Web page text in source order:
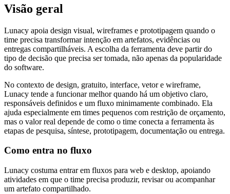
Visão geral
Lunacy apoia design visual, wireframes e prototipagem quando o
time precisa transformar intenção em artefatos, evidências ou
entregas compartilháveis. A escolha da ferramenta deve partir do
tipo de decisão que precisa ser tomada, não apenas da popularidade
do software.
No contexto de design, gratuito, interface, vetor e wireframe,
Lunacy tende a funcionar melhor quando há um objetivo claro,
responsáveis definidos e um fluxo minimamente combinado. Ela
ajuda especialmente em times pequenos com restrição de orçamento,
mas o valor real depende de como o time conecta a ferramenta às
etapas de pesquisa, síntese, prototipagem, documentação ou entrega.
Como entra no fluxo
Lunacy costuma entrar em fluxos para web e desktop, apoiando
atividades em que o time precisa produzir, revisar ou acompanhar
um artefato compartilhado.